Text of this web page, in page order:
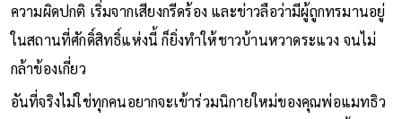
ความผิดปกติ เริ่มจากเสียงกรีดร้อง และข่าวลือว่ามีผู้ถูกทรมานอยู่
ในสถานที่ศักดิ์สิทธิ์แห่งนี้ ก็ยิ่งทำให้ชาวบ้านหวาดระแวง จนไม่
กล้าข้องเกี่ยว
อันที่จริงไม่ใช่ทุกคนอยากจะเข้าร่วมนิกายใหม่ของคุณพ่อแมทธิว